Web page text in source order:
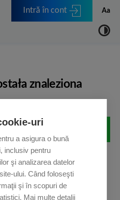
Intră în cont Aa
znaleziona
GŁÓWNĄ
uri
a asigura o bună
inclusiv pentru
şi analizarea datelor
ului. Când foloseşti
şi în scopuri de
Mai multe detalii